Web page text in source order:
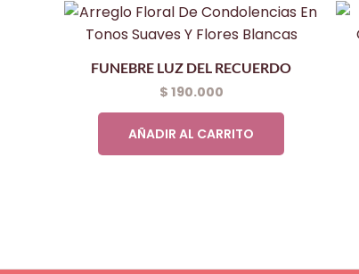
FUNEBRE LUZ DEL RECUERDO
$ 190.000
AÑADIR AL CARRITO